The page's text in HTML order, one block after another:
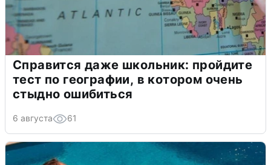
Справится даже школьник: пройдите
тест по географии, в котором очень
стыдно ошибиться
6 августа 61